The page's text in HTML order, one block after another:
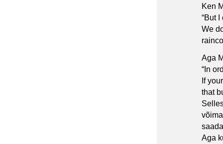
Ken
“But
We
Aga
“In
If
that
Aga